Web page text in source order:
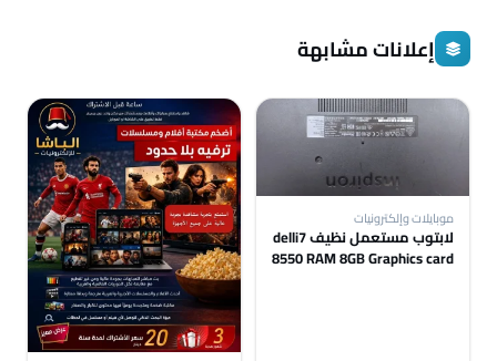
إعلانات مشابهة
موبايلات وإلكترونيات
لابتوب مستعمل نظيف delli7
8550 RAM 8GB Graphics card